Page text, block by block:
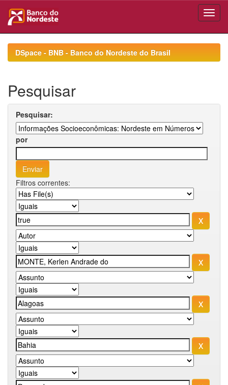
navigationDSpace - BNB - Banco do Nordeste do Brasil
Pesquisar
Pesquisar:
por
Filtros correntes: